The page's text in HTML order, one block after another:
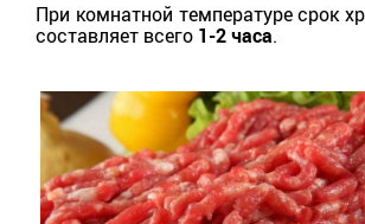
При комнатной температуре срок
составляет всего 1-2 часа.